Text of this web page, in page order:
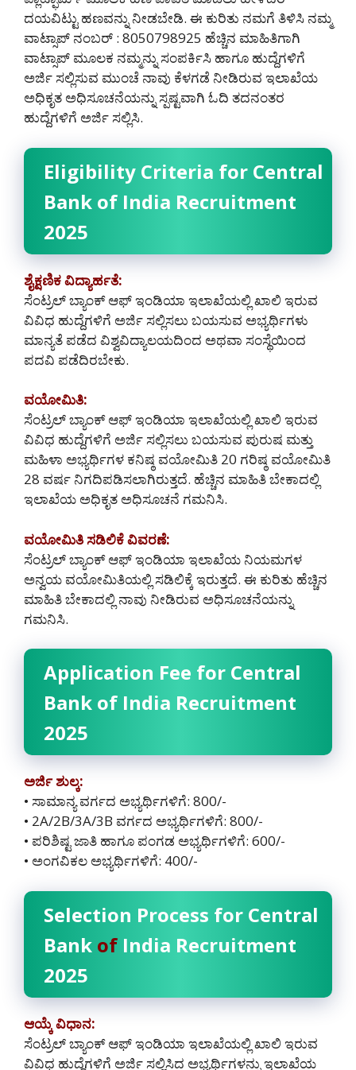
ದಯವಿಟ್ಟು ಹಣವನ್ನು ನೀಡಬೇಡಿ‌. ಈ ಕುರಿತು ನಮಗೆ ತಿಳಿಸಿ ನಮ್ಮ
ವಾಟ್ಸಾಪ್ ನಂಬರ್ : 8050798925 ಹೆಚ್ಚಿನ ಮಾಹಿತಿಗಾಗಿ
ವಾಟ್ಸಾಪ್ ಮೂಲಕ ನಮ್ಮನ್ನು ಸಂಪರ್ಕಿಸಿ ಹಾಗೂ ಹುದ್ದೆಗಳಿಗೆ
ಅರ್ಜಿ ಸಲ್ಲಿಸುವ ಮುಂಚೆ ನಾವು ಕೆಳಗಡೆ ನೀಡಿರುವ ಇಲಾಖೆಯ
ಅಧಿಕೃತ ಅಧಿಸೂಚನೆಯನ್ನು ಸ್ಪಷ್ಟವಾಗಿ ಓದಿ ತದನಂತರ
ಹುದ್ದೆಗಳಿಗೆ ಅರ್ಜಿ ಸಲ್ಲಿಸಿ.
Eligibility Criteria for Central
Bank of India Recruitment
2025
ಶೈಕ್ಷಣಿಕ ವಿದ್ಯಾರ್ಹತೆ:
ಸೆಂಟ್ರಲ್ ಬ್ಯಾಂಕ್ ಆಫ್ ಇಂಡಿಯಾ ಇಲಾಖೆಯಲ್ಲಿ ಖಾಲಿ ಇರುವ
ವಿವಿಧ ಹುದ್ದೆಗಳಿಗೆ ಅರ್ಜಿ ಸಲ್ಲಿಸಲು ಬಯಸುವ ಅಭ್ಯರ್ಥಿಗಳು
ಮಾನ್ಯತೆ ಪಡೆದ ವಿಶ್ವವಿದ್ಯಾಲಯದಿಂದ ಅಥವಾ ಸಂಸ್ಥೆಯಿಂದ
ಪದವಿ ಪಡೆದಿರಬೇಕು.
ವಯೋಮಿತಿ:
ಸೆಂಟ್ರಲ್ ಬ್ಯಾಂಕ್ ಆಫ್ ಇಂಡಿಯಾ ಇಲಾಖೆಯಲ್ಲಿ ಖಾಲಿ ಇರುವ
ವಿವಿಧ ಹುದ್ದೆಗಳಿಗೆ ಅರ್ಜಿ ಸಲ್ಲಿಸಲು ಬಯಸುವ ಪುರುಷ ಮತ್ತು
ಮಹಿಳಾ ಅಭ್ಯರ್ಥಿಗಳ ಕನಿಷ್ಠ ವಯೋಮಿತಿ 20 ಗರಿಷ್ಠ ವಯೋಮಿತಿ
28 ವರ್ಷ ನಿಗದಿಪಡಿಸಲಾಗಿರುತ್ತದೆ. ಹೆಚ್ಚಿನ ಮಾಹಿತಿ ಬೇಕಾದಲ್ಲಿ
ಇಲಾಖೆಯ ಅಧಿಕೃತ ಅಧಿಸೂಚನೆ ಗಮನಿಸಿ.
ವಯೋಮಿತಿ ಸಡಿಲಿಕೆ ವಿವರಣೆ:
ಸೆಂಟ್ರಲ್ ಬ್ಯಾಂಕ್ ಆಫ್ ಇಂಡಿಯಾ ಇಲಾಖೆಯ ನಿಯಮಗಳ
ಅನ್ವಯ ವಯೋಮಿತಿಯಲ್ಲಿ ಸಡಿಲಿಕ್ಕೆ ಇರುತ್ತದೆ. ಈ ಕುರಿತು ಹೆಚ್ಚಿನ
ಮಾಹಿತಿ ಬೇಕಾದಲ್ಲಿ ನಾವು ನೀಡಿರುವ ಅಧಿಸೂಚನೆಯನ್ನು
ಗಮನಿಸಿ.
Application Fee for Central
Bank of India Recruitment
2025
ಅರ್ಜಿ ಶುಲ್ಕ:
• ಸಾಮಾನ್ಯ ವರ್ಗದ ಅಭ್ಯರ್ಥಿಗಳಿಗೆ: 800/-
• 2A/2B/3A/3B ವರ್ಗದ ಅಭ್ಯರ್ಥಿಗಳಿಗೆ: 800/-
• ಪರಿಶಿಷ್ಟ ಜಾತಿ ಹಾಗೂ ಪಂಗಡ ಅಭ್ಯರ್ಥಿಗಳಿಗೆ: 600/-
• ಅಂಗವಿಕಲ ಅಭ್ಯರ್ಥಿಗಳಿಗೆ: 400/-
Selection Process for Central
Bank of India Recruitment
2025
ಆಯ್ಕೆ ವಿಧಾನ:
ಸೆಂಟ್ರಲ್ ಬ್ಯಾಂಕ್ ಆಫ್ ಇಂಡಿಯಾ ಇಲಾಖೆಯಲ್ಲಿ ಖಾಲಿ ಇರುವ
ವಿವಿಧ ಹುದ್ದೆಗಳಿಗೆ ಅರ್ಜಿ ಸಲ್ಲಿಸಿದ ಅಭ್ಯರ್ಥಿಗಳನ್ನು ಇಲಾಖೆಯ